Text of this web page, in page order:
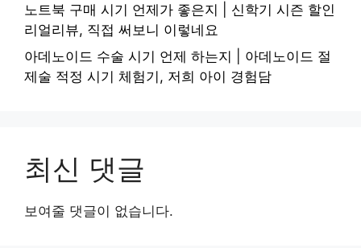
노트북 구매 시기 언제가 좋은지 | 신학기 시즌 할인
리얼리뷰, 직접 써보니 이렇네요
아데노이드 수술 시기 언제 하는지 | 아데노이드 절
제술 적정 시기 체험기, 저희 아이 경험담
최신 댓글
보여줄 댓글이 없습니다.